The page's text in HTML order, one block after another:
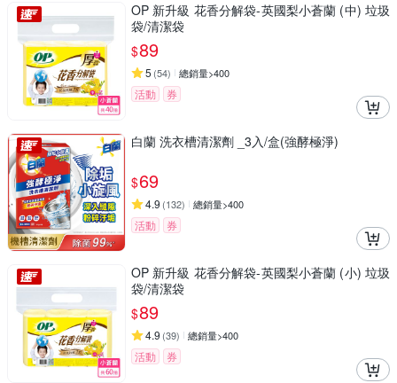
OP 新升級 花香分解袋-英國梨小蒼蘭 (中) 垃圾
袋/清潔袋
$89
5 (54) 總銷量>400
活動 券
白蘭 洗衣槽清潔劑 _3入/盒(強酵極淨)
$69
4.9 (132) 總銷量>400
活動 券
OP 新升級 花香分解袋-英國梨小蒼蘭 (小) 垃圾
袋/清潔袋
$89
4.9 (39) 總銷量>400
活動 券